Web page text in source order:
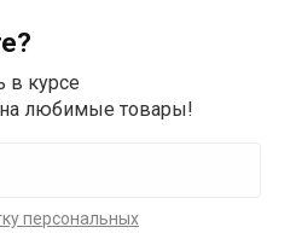
в курсе
любимые товары!
персональных